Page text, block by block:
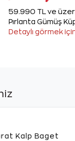
59.990 TL ve
Pırlanta Gümüş
Detaylı görmek için
Kalp Baget